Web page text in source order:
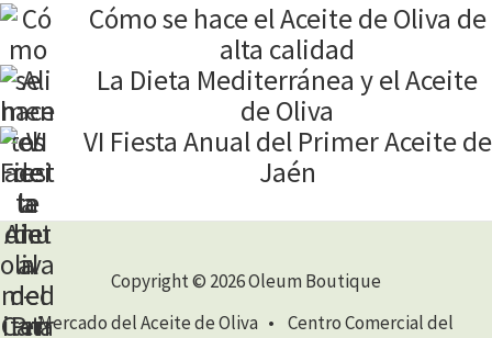
Cómo se hace el Aceite de Oliva de
alta calidad
La Dieta Mediterránea y el Aceite
de Oliva
VI Fiesta Anual del Primer Aceite de
Jaén
Copyright © 2026 Oleum Boutique
Mercado del Aceite de Oliva • Centro Comercial del